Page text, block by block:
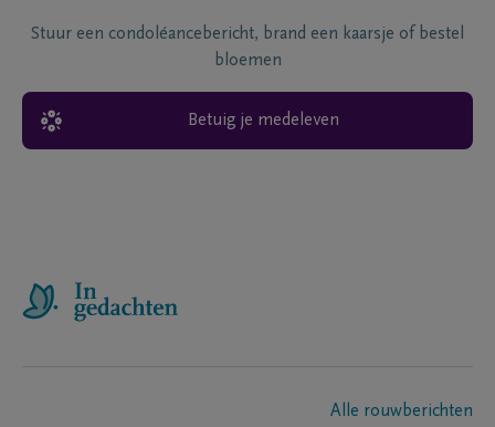
Stuur een condoléancebericht, brand een kaarsje of bestel
bloemen
Betuig je medeleven
Alle rouwberichten